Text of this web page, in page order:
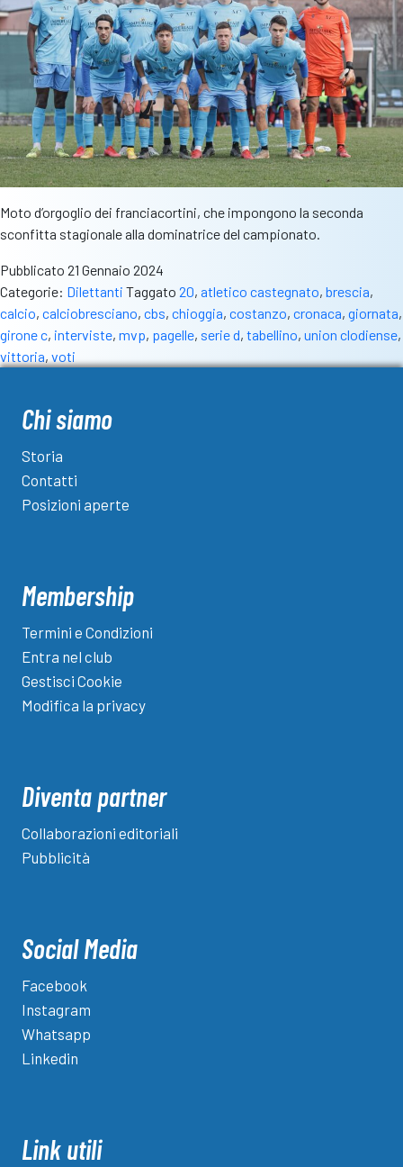
Moto d’orgoglio dei franciacortini, che impongono la seconda
sconfitta stagionale alla dominatrice del campionato.
Pubblicato 21 Gennaio 2024
Categorie: Dilettanti Taggato 20, atletico castegnato, brescia,
calcio, calciobresciano, cbs, chioggia, costanzo, cronaca, giornata,
girone c, interviste, mvp, pagelle, serie d, tabellino, union clodiense,
vittoria, voti
Chi siamo
Storia
Contatti
Posizioni aperte
Membership
Termini e Condizioni
Entra nel club
Gestisci Cookie
Modifica la privacy
Diventa partner
Collaborazioni editoriali
Pubblicità
Social Media
Facebook
Instagram
Whatsapp
Linkedin
Link utili